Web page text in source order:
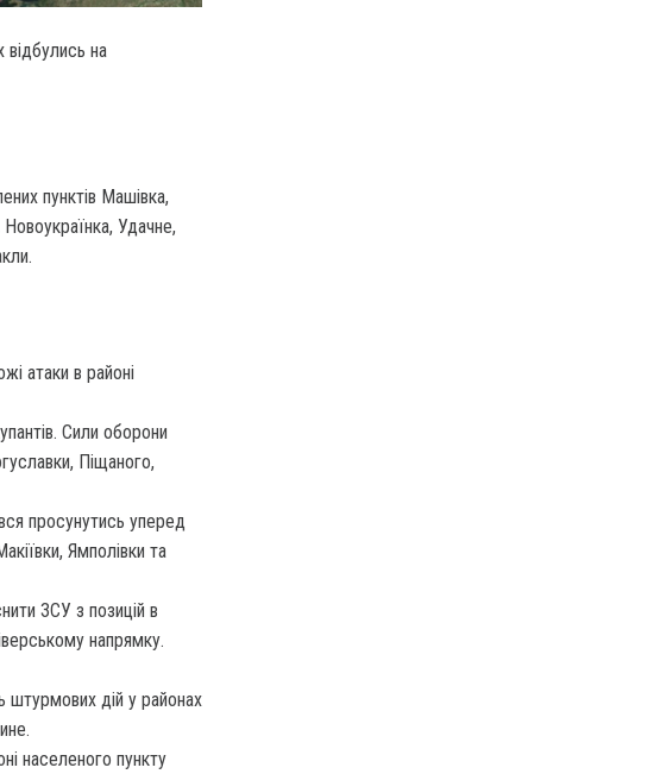
на
пунктів Машівка,
Удачне,
атаки в районі
Сили оборони
Піщаного,
просунутись уперед
Ямполівки та
ЗСУ з позицій в
напрямку.
штурмових дій у районах
населеного пункту